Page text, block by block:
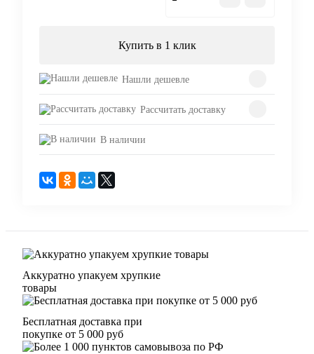
Купить в 1 клик
Нашли дешевле
Рассчитать доставку
В наличии
Аккуратно упакуем хрупкие
товары
Бесплатная доставка при
покупке от 5 000 руб